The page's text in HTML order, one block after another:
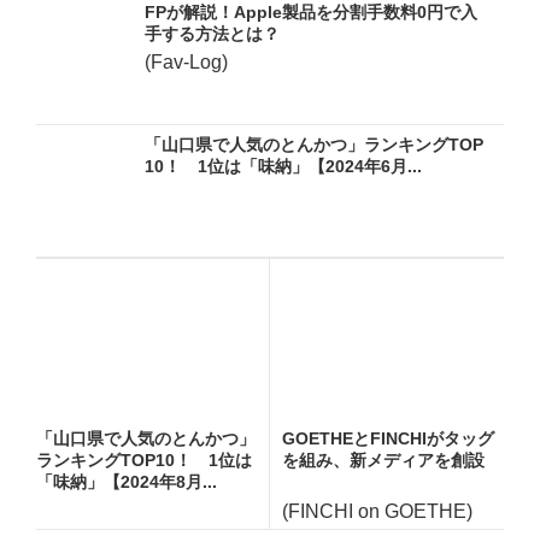
FPが解説！Apple製品を分割手数料0円で入
手する方法とは？
(Fav-Log)
「山口県で人気のとんかつ」ランキングTOP
10！ 1位は「味納」【2024年6月...
「山口県で人気のとんかつ」
ランキングTOP10！ 1位は
「味納」【2024年8月...
GOETHEとFINCHIがタッグ
を組み、新メディアを創設
(FINCHI on GOETHE)